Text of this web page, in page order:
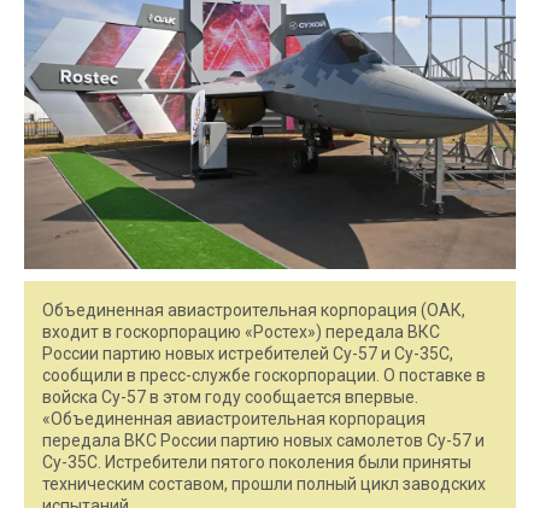
Объединенная авиастроительная корпорация (ОАК,
входит в госкорпорацию «Ростех») передала ВКС
России партию новых истребителей Су-57 и Су-35С,
сообщили в пресс-службе госкорпорации. О поставке в
войска Су-57 в этом году сообщается впервые.
«Объединенная авиастроительная корпорация
передала ВКС России партию новых самолетов Су-57 и
Су-35С. Истребители пятого поколения были приняты
техническим составом, прошли полный цикл заводских